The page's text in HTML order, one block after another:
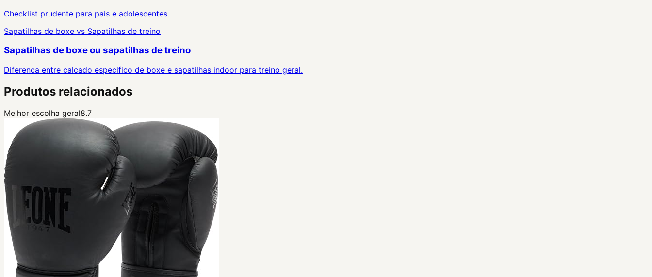
Checklist prudente para pais e adolescentes.
Sapatilhas de boxe vs Sapatilhas de treino
Sapatilhas de boxe ou sapatilhas de treino
Diferenca entre calcado especifico de boxe e sapatilhas indoor para treino geral.
Produtos relacionados
Melhor escolha geral8.7